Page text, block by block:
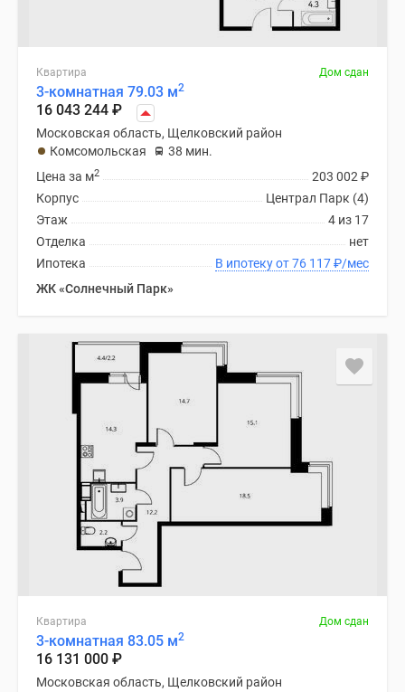
Квартира Дом сдан
3-комнатная 79.03 м2
16 043 244 ₽
Московская область, Щелковский район
Комсомольская
38 мин.
203 002 ₽
Цена за м2
Централ Парк (4)
Корпус
4 из 17
Этаж
нет
Отделка
В ипотеку от 76 117₽/мес
Ипотека
ЖК «Солнечный Парк»
Квартира Дом сдан
3-комнатная 83.05 м2
16 131 000 ₽
Московская область, Щелковский район